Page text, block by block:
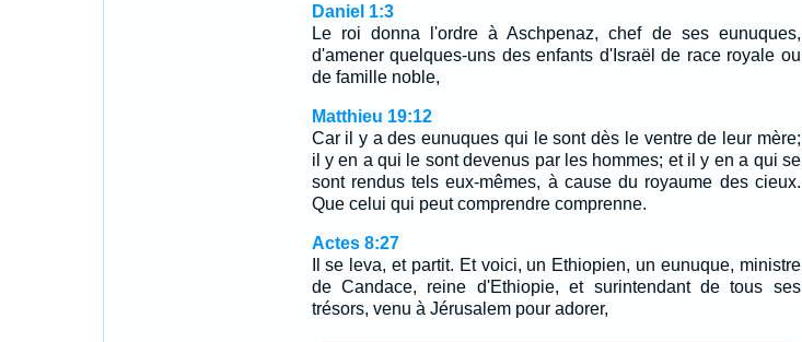
Daniel 1:3
Le roi donna l'ordre à Aschpenaz, chef de ses eunuques,
d'amener quelques-uns des enfants d'Israël de race royale ou
de famille noble,
Matthieu 19:12
Car il y a des eunuques qui le sont dès le ventre de leur mère;
il y en a qui le sont devenus par les hommes; et il y en a qui se
sont rendus tels eux-mêmes, à cause du royaume des cieux.
Que celui qui peut comprendre comprenne.
Actes 8:27
Il se leva, et partit. Et voici, un Ethiopien, un eunuque, ministre
de Candace, reine d'Ethiopie, et surintendant de tous ses
trésors, venu à Jérusalem pour adorer,